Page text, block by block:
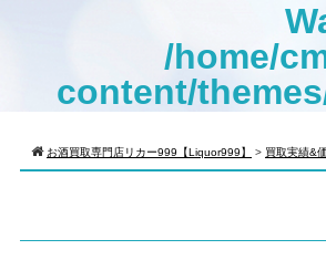
/home/
content/
Warning:
content/
お酒買取専門店リカー999【Liquor999】 > 買取実績&